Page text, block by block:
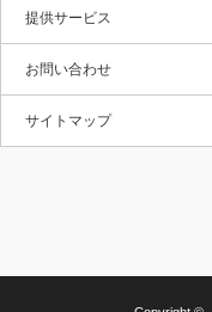
提供サービス
お問い合わせ
サイトマップ